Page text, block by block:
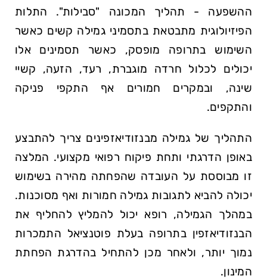
ההשפעה - תהליך המכונה "סבילות". התלות
הפיזיולוגית מתבטאת בתסמיני גמילה קשים כאשר
השימוש בתרופה מופסק, כאשר תסמינים אלו
יכולים לכלול חרדה מוגברת, רעד, הזעה, קשיי
שינה, ובמקרים חמורים אף התקפי פניקה
והתקפים.
התהליך של גמילה מבנזודיאזפינים צריך להתבצע
באופן הדרגתי ותחת פיקוח רפואי מקצועי. המלצה
זו מבוססת על העובדה שהפחתה מהירה בשימוש
יכולה להביא לתגובות גמילה חמורות ואף מסוכנות.
במהלך הגמילה, רופא יכול להמליץ להחליף את
הבנזודיאזפין בתרופה בעלת פוטנציאל התמכרות
נמוך יותר, ולאחר מכן להתחיל בהדרגת הפחתת
המינון.